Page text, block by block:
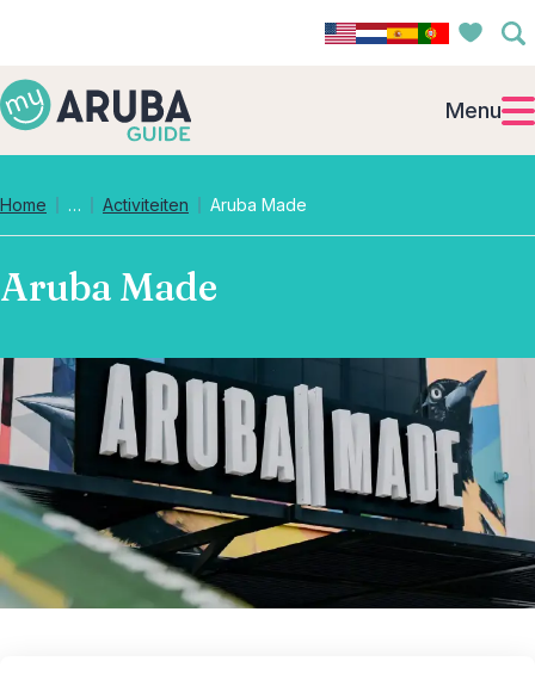
Menu
Home … Collapsed breadcrumb levels
Activiteiten Aruba Made
Aruba Made